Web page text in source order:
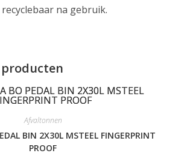
na gebruik.
Afvaltonnen
BIN 2X30L MSTEEL FINGERPRINT
PROOF